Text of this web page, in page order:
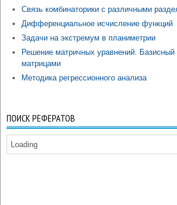
Связь комбинаторики с различными
Дифференциальное исчисление функций
Задачи на экстремум в планиметрии
Решение матричных уравнений.
матрицами
Методика регрессионного анализа
ПОИСК РЕФЕРАТОВ
Loading